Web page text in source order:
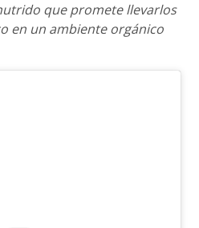
que promete llevarlos
en un ambiente orgánico